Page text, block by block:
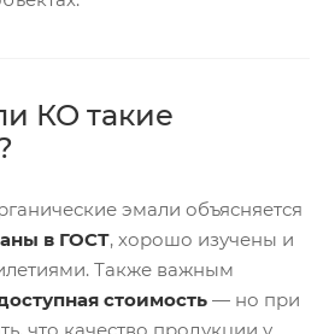
КО такие
эмали объясняется
в ГОСТ, хорошо изучены и
Также важным
стоимость — но при